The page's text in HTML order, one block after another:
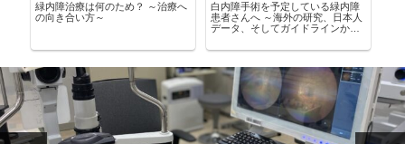
緑内障治療は何のため？ ～治療へ
の向き合い方～
白内障手術を予定している緑内障
患者さんへ ～海外の研究、日本人
データ、そしてガイドラインから